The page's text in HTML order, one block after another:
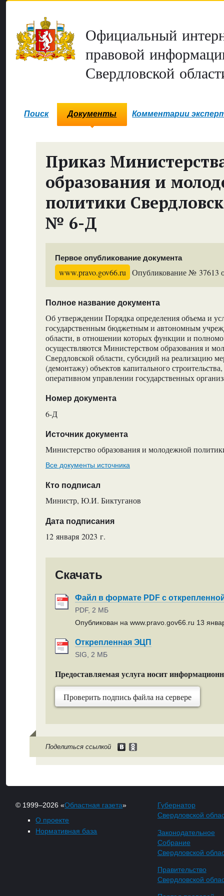
Официальный
правовой
Свердловской
Поиск Документы Комментарии
Приказ
образования и
политики
№ 6-Д
Первое опубликование документа
www.pravo.gov66.ru Опубликование № 37613
Полное название документа
Об утверждении Порядка определения объема и
государственным бюджетным и автономным
области, в отношении которых функции и
осуществляются Министерством образования и
Свердловской области, субсидий на реализацию
(демонтажу) объектов капитального
оперативном управлении государственных
Номер документа
6-Д
Источник документа
Министерство образования и молодежной
Все документы источника
Кто подписал
Министр, Ю.И. Биктуганов
Дата подписания
12 января 2023 г.
Скачать
Файл в формате PDF с
PDF, 2 МБ
Опубликован на www.pravo.gov66.ru 13
Открепленная ЭЦП
SIG, 2 МБ
Предоставляемая услуга носит
Проверить подпись файла на сервере
Поделиться ссылкой
© 1999–2026 «Областная газета»
О проекте
Нормативная база
Губернатор
Свердловской
Законодательное
Собрание
Свердловской
Правительство
Свердловской